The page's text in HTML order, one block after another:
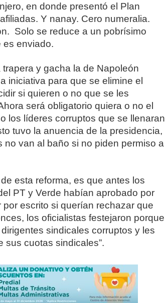
en donde presentó el Plan
Y nanay. Cero numeralia.
Solo se reduce a un pobrísimo
es enviado.
y gacha la de Napoleón
iniciativa para que se elimine el
si quieren o no que se les
será obligatorio quiera o no el
los líderes corruptos que se llenaran
tuvo la anuencia de la presidencia,
van al baño si no piden permiso a
esta reforma, es que antes los
PT y Verde habían aprobado por
escrito si querían rechazar que
los oficialistas festejaron porque
sindicales corruptos y les
sus cuotas sindicales”.